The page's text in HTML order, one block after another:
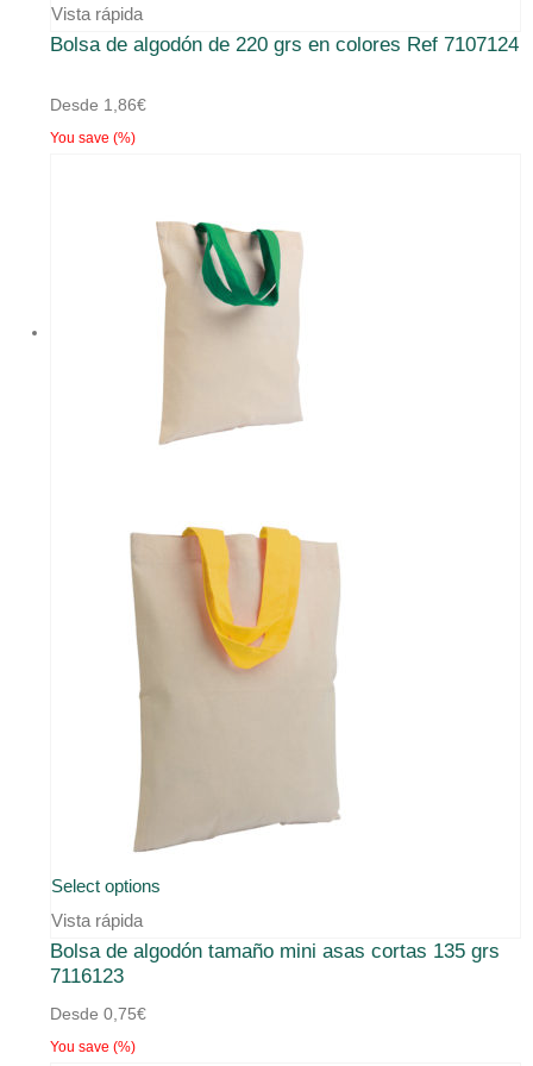
tiene
se
pueden
elegir
en
de
Vista rápida
Bolsa de algodón de 220 grs en colores Ref 7107124
Desde 1,86€
You save (%)
Select options
tiene
Vista rápida
Bolsa de algodón tamaño mini asas cortas 135 grs
7116123
Desde 0,75€
You save (%)